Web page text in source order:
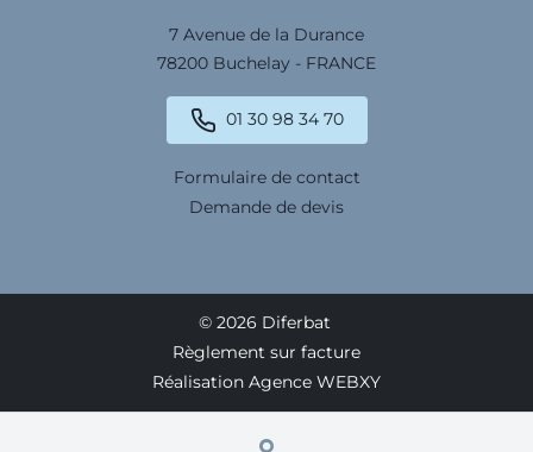
7 Avenue de la Durance
78200 Buchelay - FRANCE
01 30 98 34 70
Formulaire de contact
Demande de devis
© 2026 Diferbat
Règlement sur facture
Réalisation Agence WEBXY